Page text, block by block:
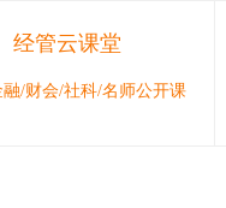
经管云课堂
/财会/社科/名师公开课